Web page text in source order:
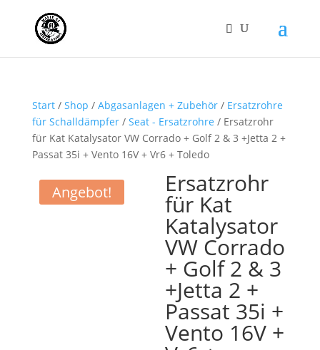
Start/ Shop / Abgasanlagen + Zubehör/ Ersatzrohre
für Schalldämpfer/ Seat - Ersatzrohre / Ersatzrohr
für Kat Katalysator VW Corrado + Golf 2 & 3 +Jetta 2 +
Passat 35i + Vento 16V + Vr6 + Toledo
Angebot! Ersatzrohr
für Kat
Katalysator
VW Corrado
+ Golf 2 & 3
+Jetta 2 +
Passat 35i +
Vento 16V +